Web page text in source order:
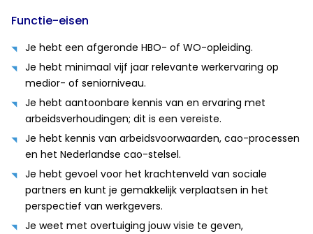
Functie-eisen
Je hebt een afgeronde HBO- of WO-opleiding.
Je hebt minimaal vijf jaar relevante werkervaring op
medior- of seniorniveau.
Je hebt aantoonbare kennis van en ervaring met
arbeidsverhoudingen; dit is een vereiste.
Je hebt kennis van arbeidsvoorwaarden, cao-processen
en het Nederlandse cao-stelsel.
Je hebt gevoel voor het krachtenveld van sociale
partners en kunt je gemakkelijk verplaatsen in het
perspectief van werkgevers.
Je weet met overtuiging jouw visie te geven,